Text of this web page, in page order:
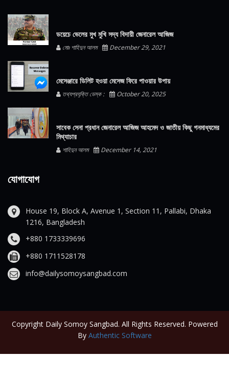
ডয়েচে ভেলের মুখ মুখি সদ্য বিদায়ী জেনারেল আজিজ
মোঃ শাহিদুন আলম December 29, 2021
মেসেঞ্জারে ডিলিট হওয়া মেসেজ ফিরে পাওয়ার উপায়
তথ্যপ্রযুক্তি ডেস্ক : October 20, 2025
সাবেক সেনা প্রধান জেনারেল আজিজ আহমেদ ও জাতীয় কিছু গনমাধ্যমের
মিথ্যাচার
শাহিদুন আলম December 14, 2021
যোগাযোগ
House 19, Block A, Avenue 1, Section 11, Pallabi, Dhaka
1216, Bangladesh
+880 1733339696
+880 1711528178
info@dailysomoysangbad.com
Copyright Daily Somoy Sangbad. All Rights Reserved. Powered
By Authentic Software